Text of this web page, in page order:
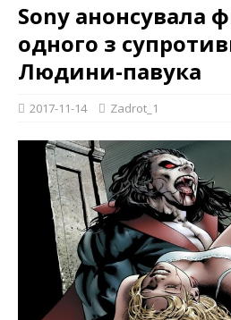
Sony анонсувала
одного з
Людини-павука
2017-11-14 Zadrot_1